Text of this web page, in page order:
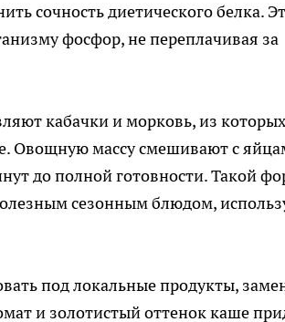
сочность диетического белка.
фосфор, не переплачивая за
кабачки и морковь, из которых
Овощную массу смешивают с
до полной готовности. Такой
сезонным блюдом,
под локальные продукты,
и золотистый оттенок каше